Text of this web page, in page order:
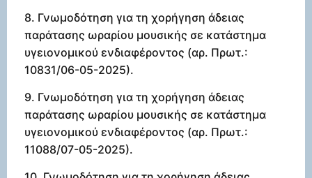
8. Γνωμοδότηση για τη χορήγηση άδειας
παράτασης ωραρίου μουσικής σε κατάστημα
υγειονομικού ενδιαφέροντος (αρ. Πρωτ.:
10831/06-05-2025).
9. Γνωμοδότηση για τη χορήγηση άδειας
παράτασης ωραρίου μουσικής σε κατάστημα
υγειονομικού ενδιαφέροντος (αρ. Πρωτ.:
11088/07-05-2025).